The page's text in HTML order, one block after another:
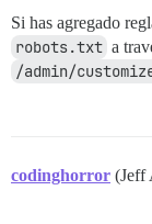
Si has agregado
robots.txt a
/admin/
codinghorror (Jeff